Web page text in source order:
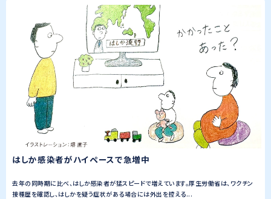
はしか感染者がハイペースで急増中
去年の同時期に比べ、はしか感染者が猛スピードで増えています。厚生労働省は、ワクチン
接種歴を確認し、はしかを疑う症状がある場合には外出を控える...